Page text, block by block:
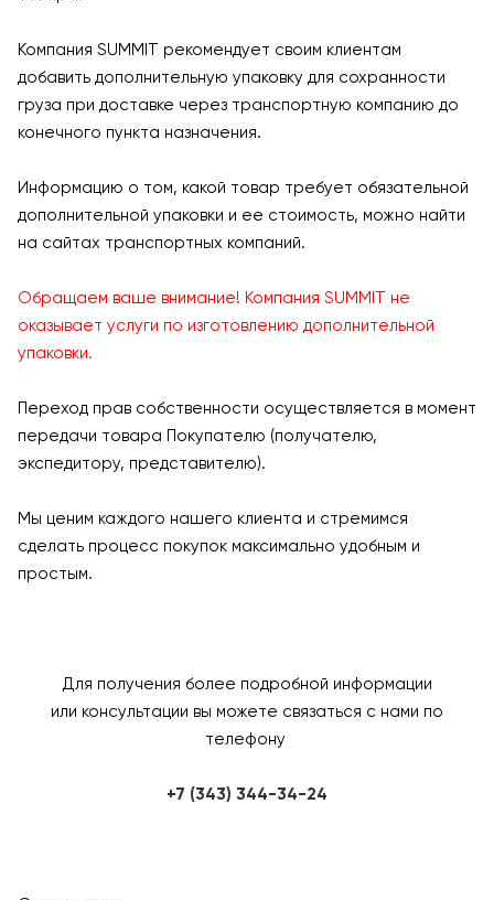
Компания SUMMIT рекомендует своим клиентам
добавить дополнительную упаковку для сохранности
груза при доставке через транспортную компанию до
конечного пункта назначения.
Информацию о том, какой товар требует обязательной
дополнительной упаковки и ее стоимость, можно найти
на сайтах транспортных компаний.
Обращаем ваше внимание! Компания SUMMIT не
оказывает услуги по изготовлению дополнительной
упаковки.
Переход прав собственности осуществляется в момент
передачи товара Покупателю (получателю,
экспедитору, представителю).
Мы ценим каждого нашего клиента и стремимся
сделать процесс покупок максимально удобным и
простым.
Для получения более подробной информации
или консультации вы можете связаться с нами по
телефону
+7 (343) 344-34-24